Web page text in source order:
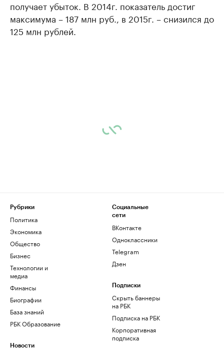
получает убыток. В 2014г. показатель достиг
максимума – 187 млн руб., в 2015г. – снизился до
125 млн рублей.
Рубрики
Политика
Экономика
Общество
Бизнес
Технологии и
медиа
Финансы
Биографии
База знаний
РБК Образование
Новости
Социальные
сети
ВКонтакте
Одноклассники
Telegram
Дзен
Подписки
Скрыть баннеры
на РБК
Подписка на РБК
Корпоративная
подписка